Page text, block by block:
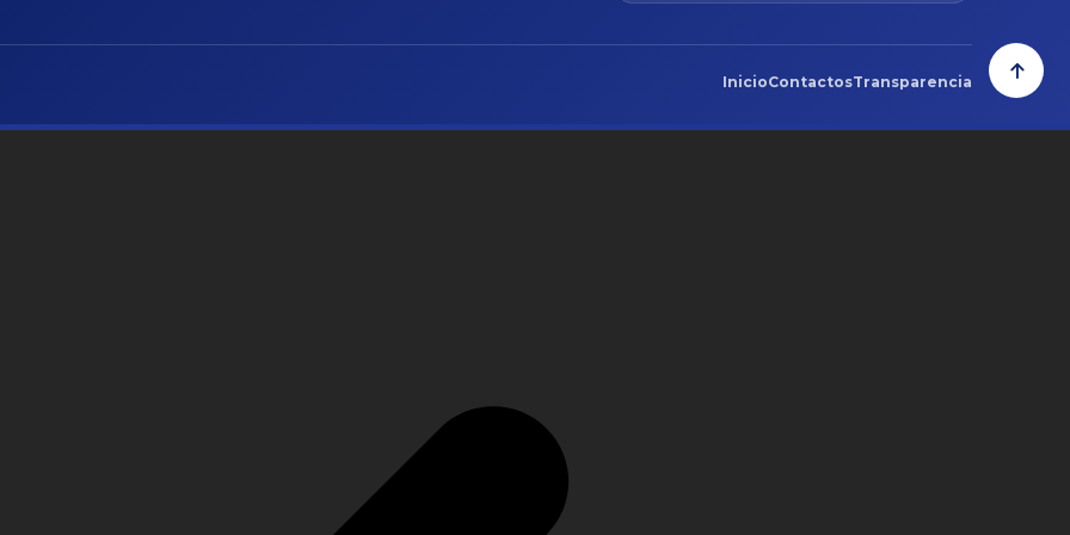
InicioContactosTransparencia